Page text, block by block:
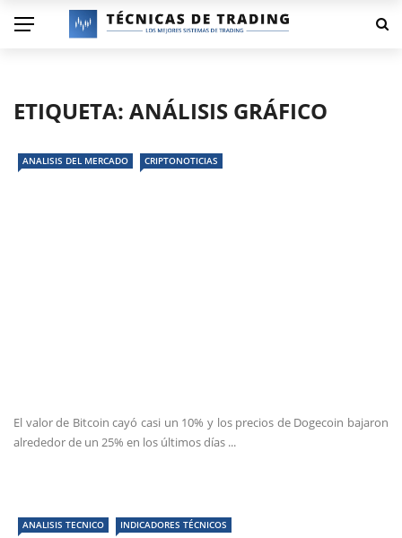
ETIQUETA: ANÁLISIS GRÁFICO
ANALISIS DEL MERCADO CRIPTONOTICIAS
El valor de Bitcoin cayó casi un 10% y los precios de Dogecoin bajaron
alrededor de un 25% en los últimos días ...
ANALISIS TECNICO INDICADORES TÉCNICOS